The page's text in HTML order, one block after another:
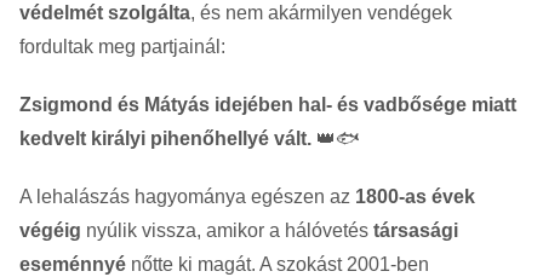
védelmét szolgálta, és nem akármilyen vendégek
fordultak meg partjainál:
Zsigmond és Mátyás idejében hal- és vadbősége miatt
kedvelt királyi pihenőhellyé vált. 👑🐟
A lehalászás hagyománya egészen az 1800-as évek
végéig nyúlik vissza, amikor a hálóvetés társasági
eseménnyé nőtte ki magát. A szokást 2001-ben